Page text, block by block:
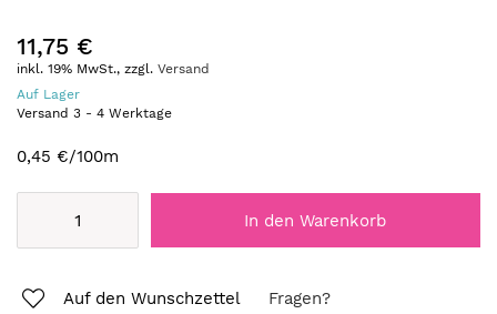
11,75 €
inkl. 19% MwSt., zzgl. Versand
Auf Lager
Versand 3 - 4 Werktage
0,45 €/100m
In den Warenkorb
Auf den Wunschzettel Fragen?